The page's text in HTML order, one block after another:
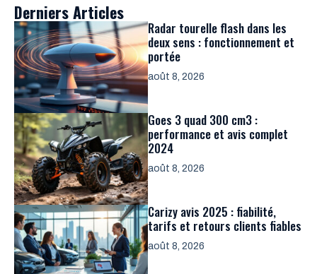
Derniers Articles
Radar tourelle flash dans les
deux sens : fonctionnement et
portée
août 8, 2026
Goes 3 quad 300 cm3 :
performance et avis complet
2024
août 8, 2026
Carizy avis 2025 : fiabilité,
tarifs et retours clients fiables
août 8, 2026